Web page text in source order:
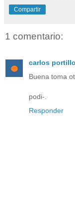
Compartir
1 comentario:
carlos
Buena toma
podi-.
Responder